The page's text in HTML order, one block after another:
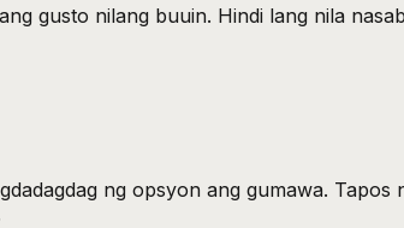
gusto nilang buuin. Hindi lang nila
ng opsyon ang gumawa. Tapos